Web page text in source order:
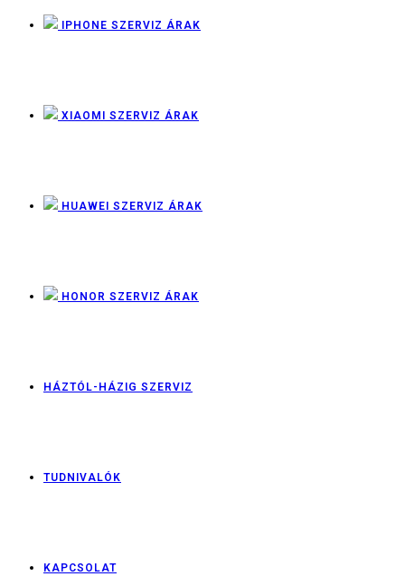
IPHONE SZERVIZ ÁRAK
XIAOMI SZERVIZ ÁRAK
HUAWEI SZERVIZ ÁRAK
HONOR SZERVIZ ÁRAK
HÁZTÓL-HÁZIG SZERVIZ
TUDNIVALÓK
KAPCSOLAT